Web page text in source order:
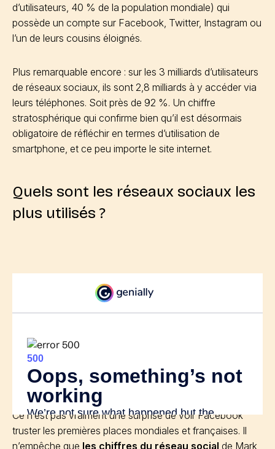
d’utilisateurs, 40 % de la population mondiale) qui
possède un compte sur Facebook, Twitter, Instagram ou
l’un de leurs cousins éloignés.
Plus remarquable encore : sur les 3 milliards d’utilisateurs
de réseaux sociaux, ils sont 2,8 milliards à y accéder via
leurs téléphones. Soit près de 92 %. Un chiffre
stratosphérique qui confirme bien qu’il est désormais
obligatoire de réfléchir en termes d’utilisation de
smartphone, et ce peu importe le site internet.
Quels sont les réseaux sociaux les
plus utilisés ?
Ce n’est pas vraiment une surprise de voir Facebook
truster les premières places mondiales et françaises. Il
n’empêche que les chiffres du réseau social de Mark